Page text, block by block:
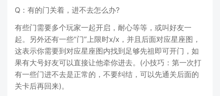
Q：有的门关着，进不去怎么办?
有些门需要多个玩家一起开启，耐心等等，或叫好友一
起。另外还有一些“门”上限时x/x，并且后面对应星座图，
这表示你需要到对应星座图内找到足够先祖即可开门，如
果有大号好友可以直接让他牵你进去。(小技巧：第一次打
有一些门进不去是正常的，不要纠结，可以先通关后面的
关卡后再回来)。